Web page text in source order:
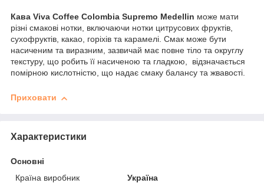
Кава Viva Coffee Colombia Supremo Medellin може мати
різні смакові нотки, включаючи нотки цитрусових фруктів,
сухофруктів, какао, горіхів та карамелі. Смак може бути
насиченим та виразним, зазвичай має повне тіло та округлу
текстуру, що робить її насиченою та гладкою, відзначається
помірною кислотністю, що надає смаку балансу та жвавості.
Приховати
Характеристики
Основні
Країна виробник
Україна